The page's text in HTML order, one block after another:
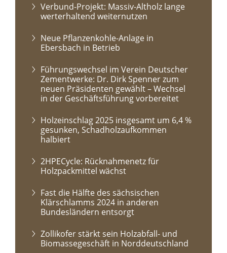
Verbund-Projekt: Massiv-Altholz lange
werterhaltend weiternutzen
Neue Pflanzenkohle-Anlage in
Ebersbach in Betrieb
Führungswechsel im Verein Deutscher
Zementwerke: Dr. Dirk Spenner zum
neuen Präsidenten gewählt – Wechsel
in der Geschäftsführung vorbereitet
Holzeinschlag 2025 insgesamt um 6,4 %
gesunken, Schadholzaufkommen
halbiert
2HPECycle: Rücknahmenetz für
Holzpackmittel wächst
Fast die Hälfte des sächsischen
Klärschlamms 2024 in anderen
Bundesländern entsorgt
Zollikofer stärkt sein Holzabfall- und
Biomassegeschäft in Norddeutschland